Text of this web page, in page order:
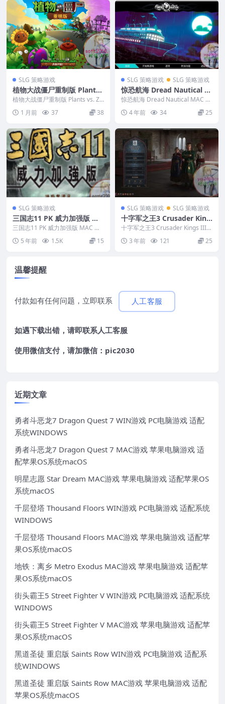
SLG 策略游戏
植物大战僵尸重制版 Plants
vs. Zombies: Replanted M
AC游戏 苹果电脑游戏 适配苹
果OS系统macOS
植物大战僵尸重制版 Plants vs. Zo
1 月前 37 38
SLG 策略游戏 SLG 策略游戏
惊恐航海 Dread Nautical M
AC 苹果电脑游戏 原生版 支
持10.15 11 12 13 适用APPL
E CPU
惊恐航海 Dread Nautical MAC 苹
4 年前 34 25
SLG 策略游戏
三国志11 PK 威力加强版 MA
C 苹果电脑游戏 繁体中文版
支援10.11 10.12 10.13 10.1
4
三国志11 PK 威力加强版 MAC 苹
果电脑游戏 繁体中文版 支援10.11
... 5 年前 1.5K 15
SLG 策略游戏 SLG 策略游戏
十字军之王3 Crusader King
s III MAC苹果电脑游戏 原生
中文版 支持12 13 14
十字军之王3 Crusader Kings III
MAC苹果电脑游戏 原生中文...
3 年前 121 25
温馨提醒
付款如有任何问题，立即联系 人工客服
如遇下载出错，请即联系人工客服
使用微信支付，请加微信：pic2030
近期文章
勇者斗恶龙7 Dragon Quest 7 WIN游戏 PC电脑游戏 适配
系统WINDOWS
勇者斗恶龙7 Dragon Quest 7 MAC游戏 苹果电脑游戏 适
配苹果OS系统macOS
明星志愿 Star Dream MAC游戏 苹果电脑游戏 适配苹果OS
系统macOS
千层登塔 Thousand Floors WIN游戏 PC电脑游戏 适配系统
WINDOWS
千层登塔 Thousand Floors MAC游戏 苹果电脑游戏 适配苹
果OS系统macOS
地铁：离乡 Metro Exodus MAC游戏 苹果电脑游戏 适配苹
果OS系统macOS
街头霸王5 Street Fighter V WIN游戏 PC电脑游戏 适配系统
WINDOWS
街头霸王5 Street Fighter V MAC游戏 苹果电脑游戏 适配苹
果OS系统macOS
黑道圣徒 重启版 Saints Row WIN游戏 PC电脑游戏 适配系
统WINDOWS
黑道圣徒 重启版 Saints Row MAC游戏 苹果电脑游戏 适配
苹果OS系统macOS